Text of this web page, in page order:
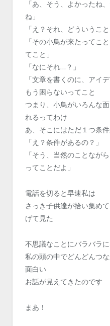
「あ、そう、よかったね
ね」
「え？それ、どういうこと
「その小鳥が来たってこ
てこと」
「なにそれ…？」
「文章を書くのに、アイ
もう困らないってこと
つまり、小鳥がいろんな
れるってわけ
あ、そこにはただ１つ条件
「え？条件があるの？」
「そう、当然のことなが
ってことだよ」
電話を切ると早速私は
さっき子供達が拾い集め
げて見た
不思議なことにバラバラ
私の頭の中でどんどんつ
面白い
お話が見えてきたのです
まあ！